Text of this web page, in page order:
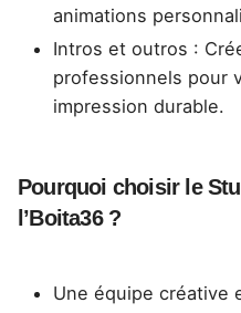
animations
Intros et outros :
professionnels pour
impression durable.
Pourquoi choisir le
l’Boita36 ?
Une équipe créative